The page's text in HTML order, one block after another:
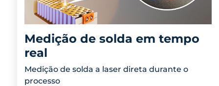
Medição de solda em tempo
real
Medição de solda a laser direta durante o
processo